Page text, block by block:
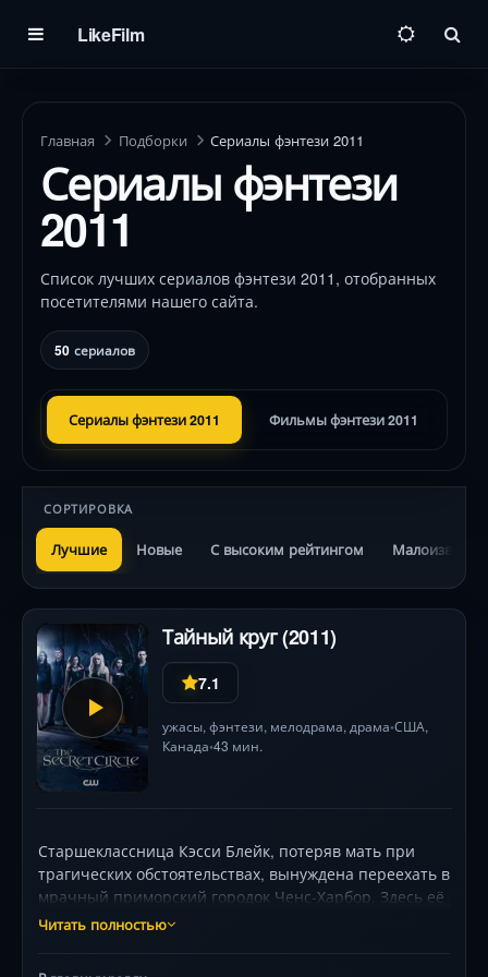
LikeFilm
Главная Подборки Сериалы фэнтези 2011
Сериалы фэнтези
2011
Список лучших сериалов фэнтези 2011, отобранных
посетителями нашего сайта.
50 сериалов
Сериалы фэнтези 2011 Фильмы фэнтези 2011
СОРТИРОВКА
Лучшие Новые С высоким рейтингом
Тайный круг (2011)
7.1
ужасы, фэнтези, мелодрама, драма•США,
Канада•43 мин.
Старшеклассница Кэсси Блейк, потеряв мать при
трагических обстоятельствах, вынуждена переехать в
мрачный приморский городок Ченс-Харбор. Здесь её
ждут не только новые друзья — Диана, Адам, Фэй и
Читать полностью